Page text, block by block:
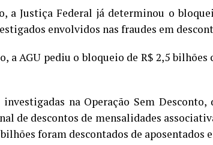
a Justiça Federal já determinou o
envolvidos nas fraudes em
a AGU pediu o bloqueio de R$ 2,5
investigadas na Operação Sem
de descontos de mensalidades
bilhões foram descontados de aposentados